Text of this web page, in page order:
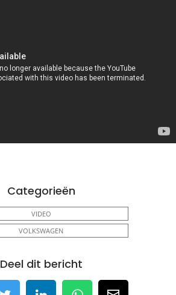
Categorieën
VIDEO
VOLKSWAGEN
Deel dit bericht